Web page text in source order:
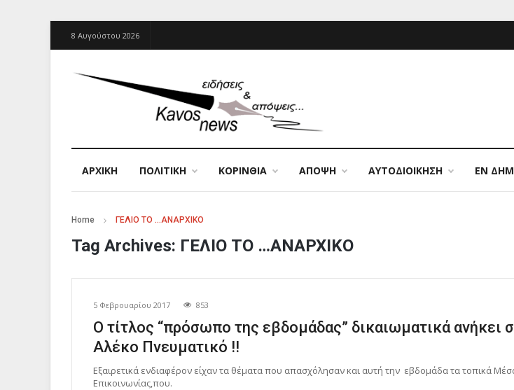
8 Αυγούστου 2026
ΑΡΧΙΚΉ ΠΟΛΙΤΙΚΗ ΚΟΡΙΝΘΙΑ ΑΠΟΨΗ ΑΥΤΟΔΙΟΙΚΗΣΗ ΕΝ
Home ΓΕΛΙΟ ΤΟ …ΑΝΑΡΧΙΚΟ
Tag Archives: ΓΕΛΙΟ ΤΟ …ΑΝΑΡΧΙΚΟ
5 Φεβρουαρίου 2017 853
Ο τίτλος “πρόσωπο της εβδομάδας” δικαιωματικά ανήκει
Αλέκο Πνευματικό !!
Εξαιρετικά ενδιαφέρον είχαν τα θέματα που απασχόλησαν και αυτή την εβδομάδα τα τοπικά
Επικοινωνίας,που.